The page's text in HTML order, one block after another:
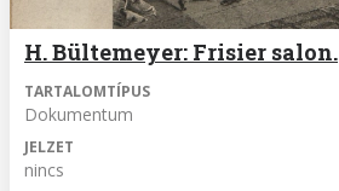
H. Bültemeyer: Frisier salon.
TARTALOMTÍPUS
Dokumentum
JELZET
nincs